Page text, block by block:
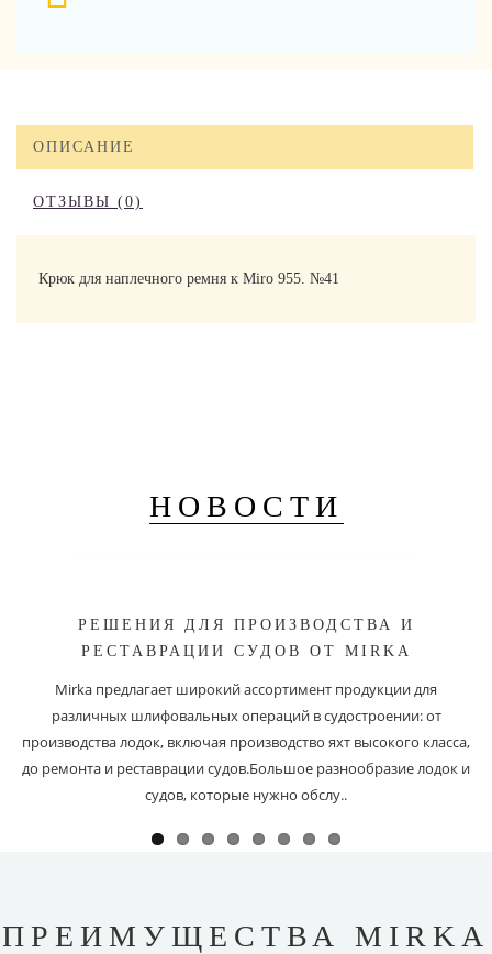
ОПИСАНИЕ
ОТЗЫВЫ (0)
Крюк для наплечного ремня к Miro 955. №41
НОВОСТИ
РЕШЕНИЯ ДЛЯ ПРОИЗВОДСТВА И
РЕСТАВРАЦИИ СУДОВ ОТ MIRKA
Mirka предлагает широкий ассортимент продукции для
различных шлифовальных операций в судостроении: от
производства лодок, включая производство яхт высокого класса,
до ремонта и реставрации судов.Большое разнообразие лодок и
судов, которые нужно обслу..
ПРЕИМУЩЕСТВА MIRKA